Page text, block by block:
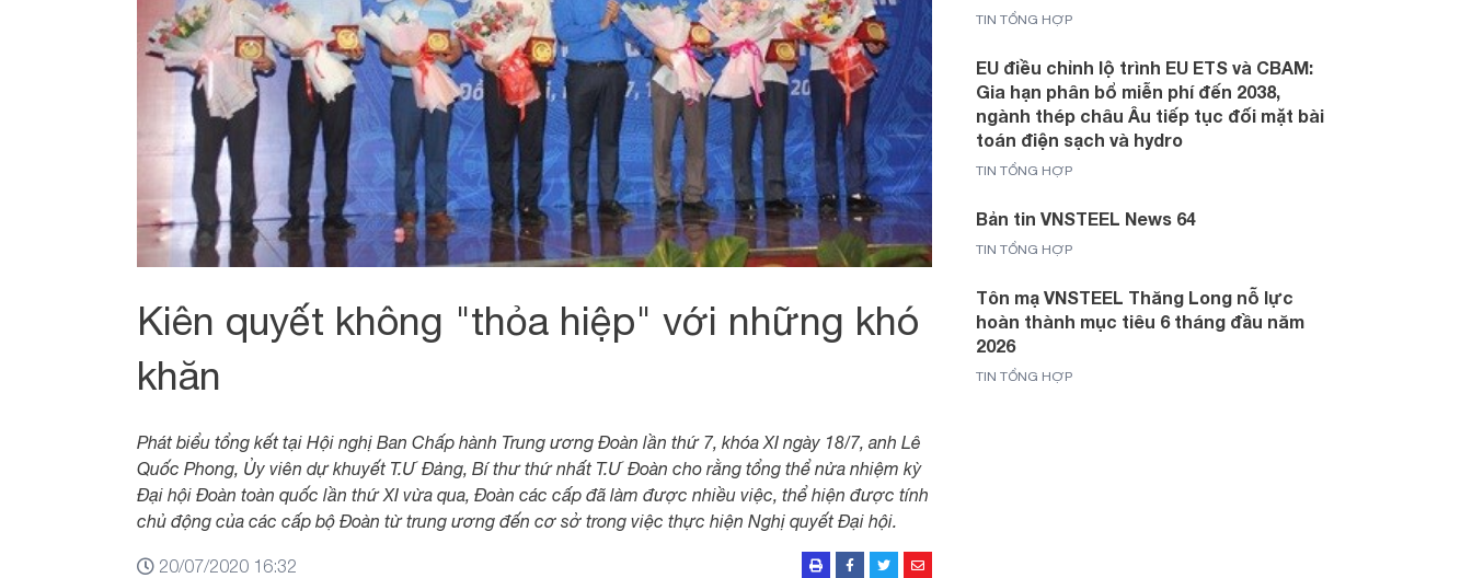
Kiên quyết không "thỏa hiệp" với những khó
khăn
Phát biểu tổng kết tại Hội nghị Ban Chấp hành Trung ương Đoàn lần thứ 7, khóa XI ngày 18/7, anh Lê
Quốc Phong, Ủy viên dự khuyết T.Ư Đảng, Bí thư thứ nhất T.Ư Đoàn cho rằng tổng thể nửa nhiệm kỳ
Đại hội Đoàn toàn quốc lần thứ XI vừa qua, Đoàn các cấp đã làm được nhiều việc, thể hiện được tính
chủ động của các cấp bộ Đoàn từ trung ương đến cơ sở trong việc thực hiện Nghị quyết Đại hội.
20/07/2020 16:32
TIN TỔNG HỢP
EU điều chỉnh lộ trình EU ETS và CBAM:
Gia hạn phân bổ miễn phí đến 2038,
ngành thép châu Âu tiếp tục đối mặt bài
toán điện sạch và hydro
TIN TỔNG HỢP
Bản tin VNSTEEL News 64
TIN TỔNG HỢP
Tôn mạ VNSTEEL Thăng Long nỗ lực
hoàn thành mục tiêu 6 tháng đầu năm
2026
TIN TỔNG HỢP